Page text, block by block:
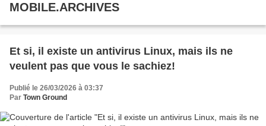
MOBILE.ARCHIVES
Et si, il existe un antivirus Linux, mais ils ne
veulent pas que vous le sachiez!
Publié le 26/03/2026 à 03:37
Par Town Ground